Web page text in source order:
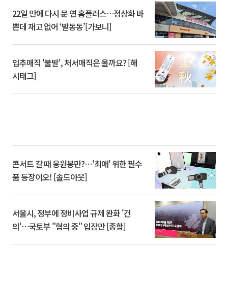
22일 만에 다시 문 연 홈플러스…정상화 바
쁜데 재고 없어 ‘발동동’[가보니]
입추매직 '불발', 처서매직은 올까요? [해
시태그]
콘서트 갈 때 응원봉만?⋯'최애' 위한 필수
품 등장이오! [솔드아웃]
서울시, 정부에 정비사업 규제 완화 '건
의'⋯국토부 "협의 중" 입장만 [종합]